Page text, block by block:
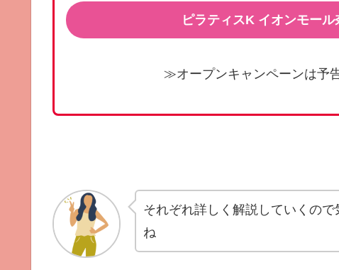
ピラティスK イオンモー
≫オープンキャンペーンは予
それぞれ詳しく解説していくの
ね